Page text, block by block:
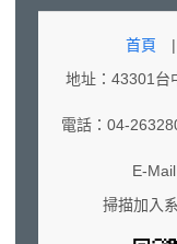
首頁 |
地址：43301台
電話：04-
E-Mail
掃描加入